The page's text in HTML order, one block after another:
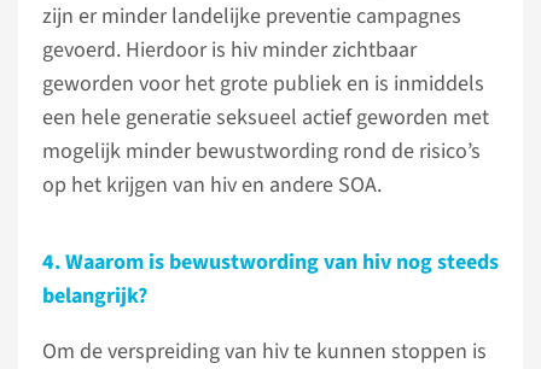
zijn er minder landelijke preventie campagnes
gevoerd. Hierdoor is hiv minder zichtbaar
geworden voor het grote publiek en is inmiddels
een hele generatie seksueel actief geworden met
mogelijk minder bewustwording rond de risico’s
op het krijgen van hiv en andere SOA.
4. Waarom is bewustwording van hiv nog steeds
belangrijk?
Om de verspreiding van hiv te kunnen stoppen is